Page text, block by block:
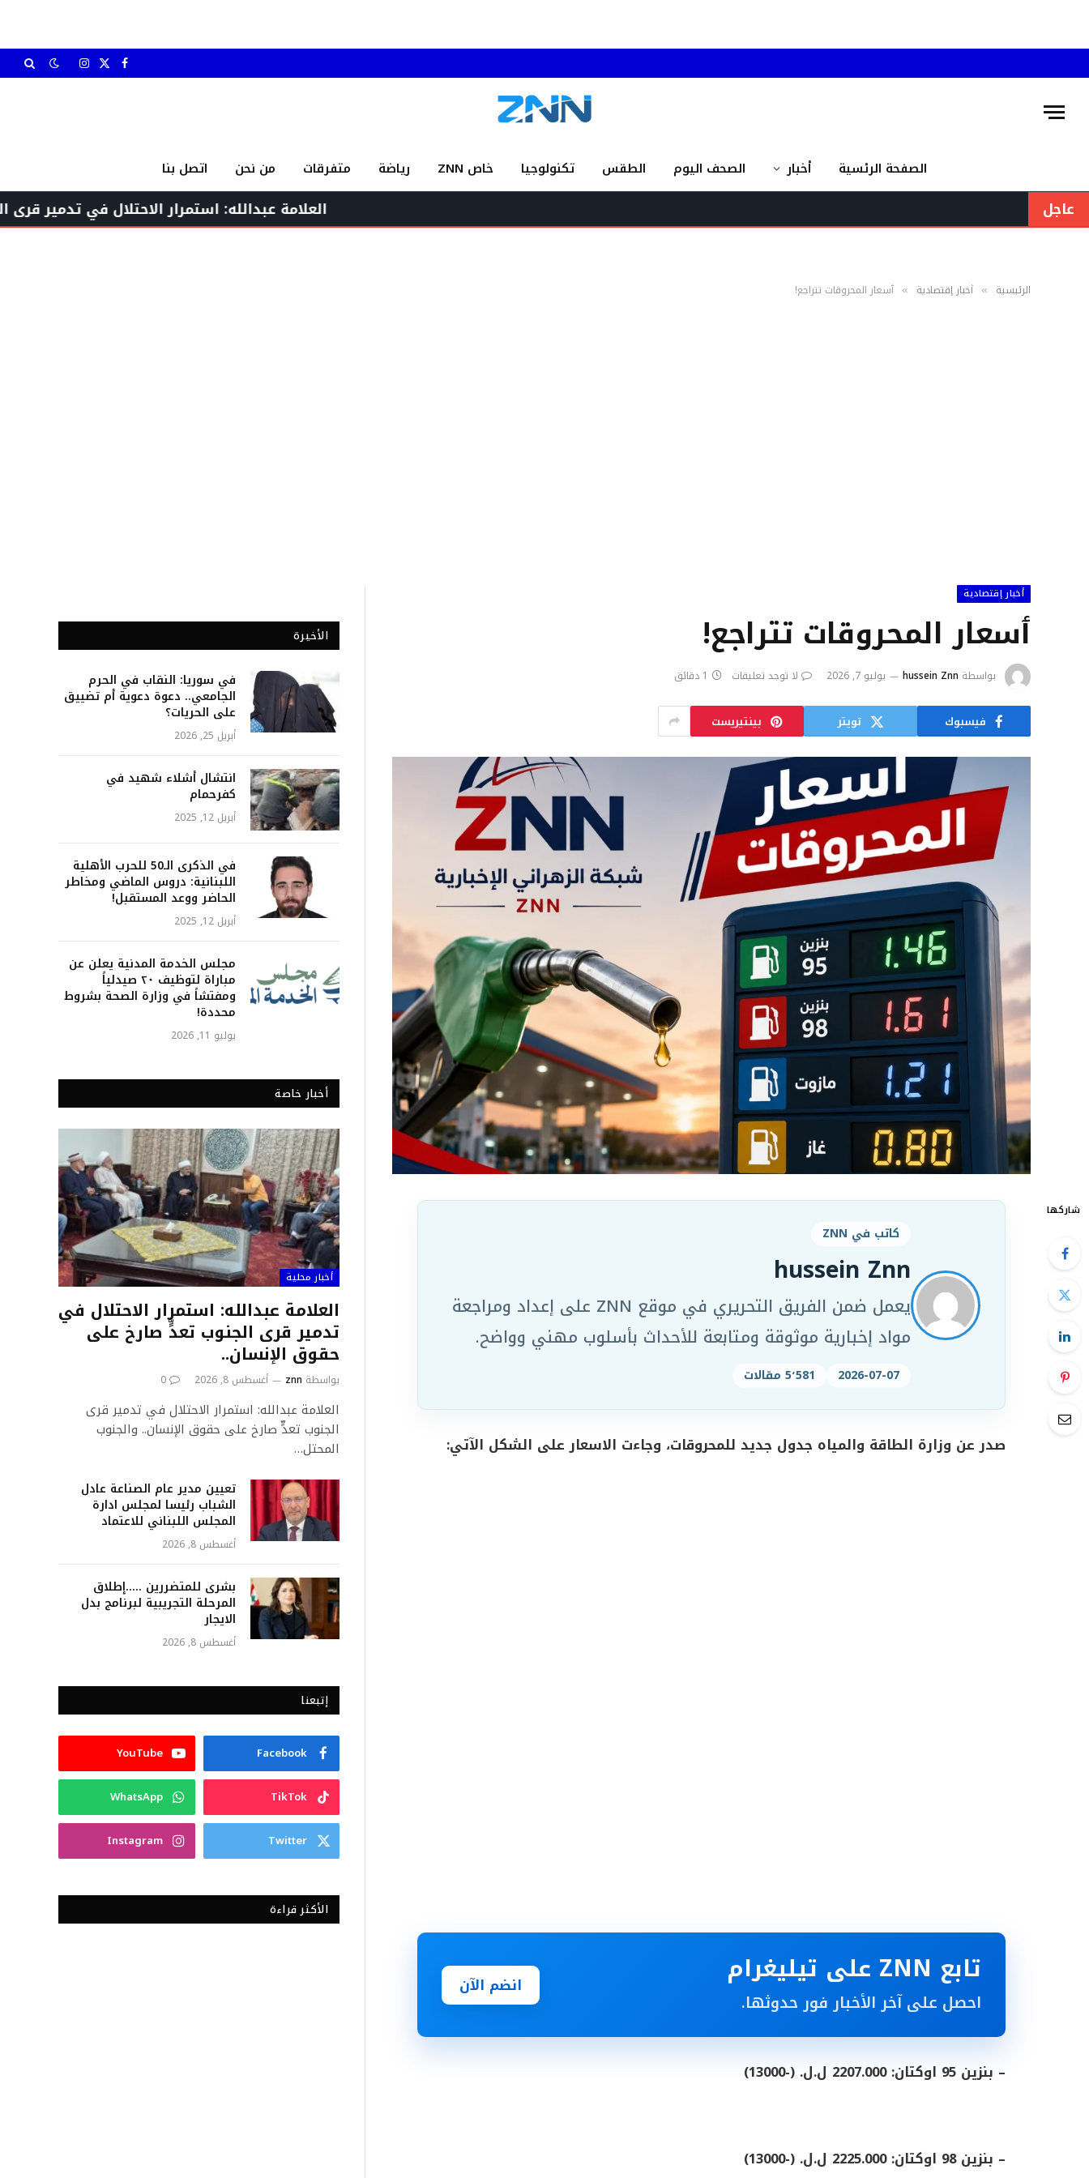
فيسبوك
X الانستغرام
الصفحة الرئسية أخبار الصحف اليوم الطقس تكنولوجيا خاص ZNN رياضة متفرقات من نحن اتصل بنا
عاجل العلامة عبدالله: استمرار الاحتلال في تدمير قرى الجنوب
الرئيسية » أخبار إقتصادية » ٲسعار المحروقات تتراجع!
أخبار إقتصادية
ٲسعار المحروقات تتراجع!
بواسطة hussein Znn يوليو 7, 2026 لا توجد تعليقات 1 دقائق
فيسبوك تويتر بينتيريست
شاركها
كاتب في ZNN
hussein Znn
يعمل ضمن الفريق التحريري في موقع ZNN على إعداد ومراجعة
مواد إخبارية موثوقة ومتابعة للأحداث بأسلوب مهني وواضح.
2026-07-07 5٬581 مقالات
صدر عن وزارة الطاقة والمياه جدول جديد للمحروقات، وجاءت الاسعار على الشكل الآتي:
تابع ZNN على تيليغرام
احصل على آخر الأخبار فور حدوثها.
انضم الآن
– بنزين 95 اوكتان: 2207.000 ل.ل. (-13000)
– بنزين 98 اوكتان: 2225.000 ل.ل. (-13000)
الأخيرة
في سوريا: النقاب في الحرم
الجامعي.. دعوة دعوية أم تضييق
على الحريات؟
أبريل 25, 2026
انتشال أشلاء شهيد في
كفرحمام
أبريل 12, 2025
في الذكرى الـ50 للحرب الأهلية
اللبنانية: دروس الماضي ومخاطر
الحاضر ووعد المستقبل!
أبريل 12, 2025
مجلس الخدمة المدنية يعلن عن
مباراة لتوظيف ٢٠ صيدلياً
ومفتشاً في وزارة الصحة بشروط
محددة!
يوليو 11, 2026
أخبار خاصة
أخبار محلية
العلامة عبدالله: استمرار الاحتلال في
تدمير قرى الجنوب تعدٍّ صارخ على
حقوق الإنسان..
بواسطة znn أغسطس 8, 2026 0
العلامة عبدالله: استمرار الاحتلال في تدمير قرى
الجنوب تعدٍّ صارخ على حقوق الإنسان.. والجنوب
المحتل…
تعيين مدير عام الصناعة عادل
الشباب رئيسا لمجلس ادارة
المجلس اللبناني للاعتماد
أغسطس 8, 2026
بشرى للمتضررين …..إطلاق
المرحلة التجريبية لبرنامج بدل
الايجار
أغسطس 8, 2026
إتبعنا
Facebook
YouTube
TikTok
WhatsApp
Twitter
Instagram
الأكثر قراءة